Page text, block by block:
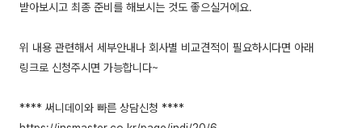
받아보시고 최종 준비를 해보시는 것도 좋으실거에요.
위 내용 관련해서 세부안내나 회사별 비교견적이 필요하시다면 아래
링크로 신청주시면 가능합니다~
**** 써니데이와 빠른 상담신청 ****